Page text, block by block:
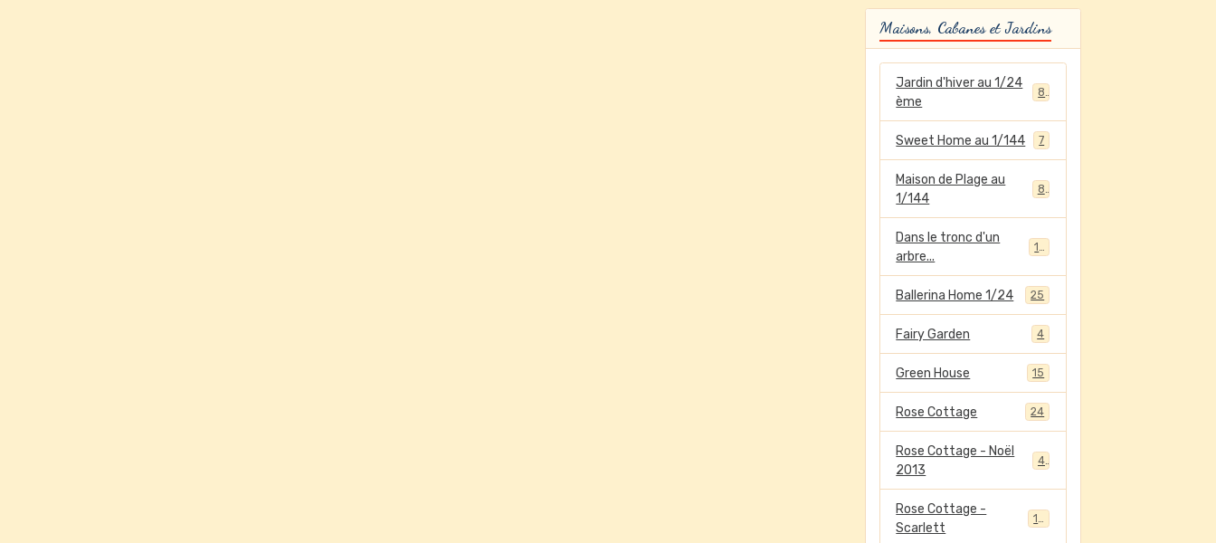
Maisons, Cabanes et Jardins
Jardin d'hiver au 1/24
ème
Sweet Home au 1/144 7
Maison de Plage au
1/144
Dans le tronc d'un
arbre...
Ballerina Home 1/24 25
Fairy Garden 4
Green House 15
Rose Cottage 24
Rose Cottage - Noël
2013
4
Rose Cottage -
Scarlett